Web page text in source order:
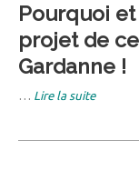
Pourquoi
projet de
Gardanne !
… Lire la suite